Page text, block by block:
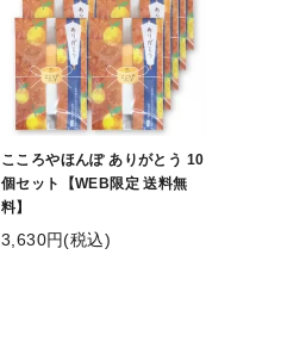
こころやほんぽ ありがとう 10
個セット【WEB限定 送料無
料】
3,630円(税込)